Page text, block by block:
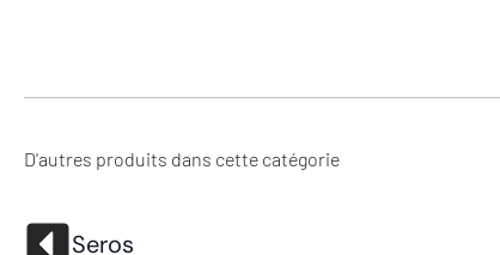
D'autres produits dans cette catégorie
Seros